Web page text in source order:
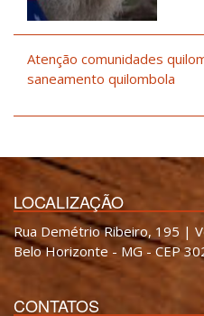
Atenção comunidades
saneamento quilombola
LOCALIZAÇÃO
Rua Demétrio Ribeiro, 195 |
Belo Horizonte - MG - CEP
CONTATOS